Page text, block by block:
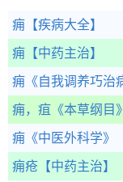
痈 【疾病大全】
痈 【中药主治】
痈 《自我调养巧治
痈，疽 《本草纲目
痈 《中医外科学》
痈疮 【中药主治】